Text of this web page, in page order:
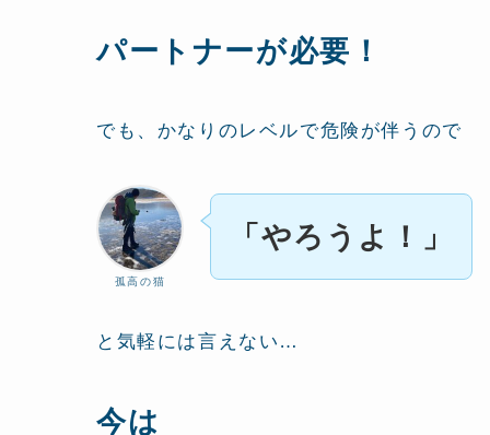
パートナーが必要！
でも、かなりのレベルで危険が伴うので
孤高の猫
「やろうよ！」
と気軽には言えない…
今は